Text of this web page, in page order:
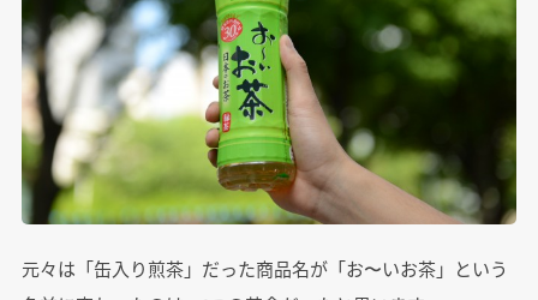
元々は「缶入り煎茶」だった商品名が「お〜いお茶」という